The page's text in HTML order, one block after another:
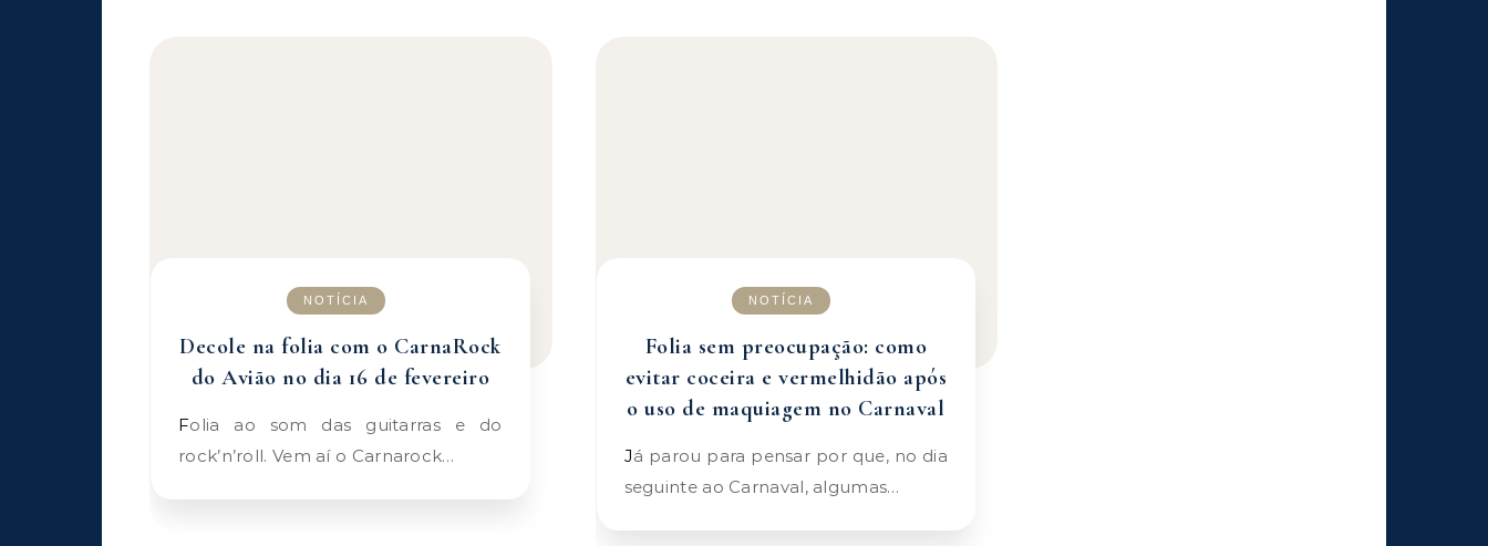
NOTÍCIA
Decole na folia com o CarnaRock
do Avião no dia 16 de fevereiro
Folia ao som das guitarras e do
rock’n’roll. Vem aí o Carnarock…
NOTÍCIA
Folia sem preocupação: como
evitar coceira e vermelhidão após
o uso de maquiagem no Carnaval
Já parou para pensar por que, no dia
seguinte ao Carnaval, algumas…